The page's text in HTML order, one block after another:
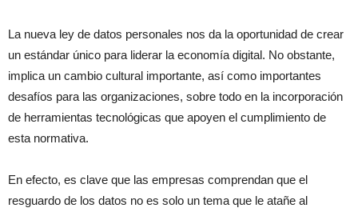
La nueva ley de datos personales nos da la oportunidad de crear
un estándar único para liderar la economía digital. No obstante,
implica un cambio cultural importante, así como importantes
desafíos para las organizaciones, sobre todo en la incorporación
de herramientas tecnológicas que apoyen el cumplimiento de
esta normativa.
En efecto, es clave que las empresas comprendan que el
resguardo de los datos no es solo un tema que le atañe al